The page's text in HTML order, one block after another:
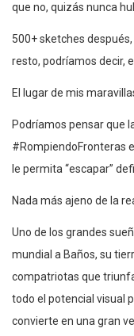
que no, quizás nunca
500+ sketches
resto, podríamos decir,
El lugar de mis
Podríamos pensar que
#RompiendoFronteras
le permita “escapar”
Nada más ajeno de la
Uno de los grandes
mundial a Baños, su
compatriotas que
todo el potencial visual
convierte en una gran